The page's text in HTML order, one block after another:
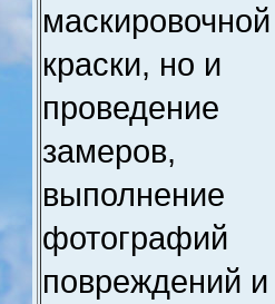
маскировочной
краски, но и
проведение
замеров,
выполнение
фотографий
повреждений и